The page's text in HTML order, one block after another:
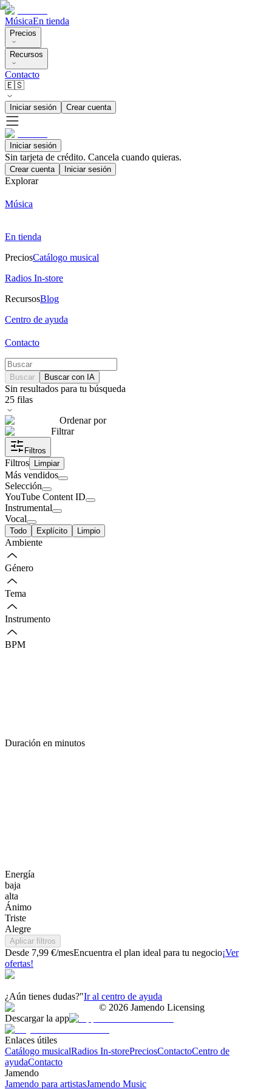
MúsicaEn tienda
Precios
Recursos
Contacto
🇪🇸
Iniciar sesión Crear cuenta
Iniciar sesión
Sin tarjeta de crédito. Cancela cuando quieras.
Crear cuenta Iniciar sesión
Explorar
Música
En tienda
PreciosCatálogo musical
Radios In-store
RecursosBlog
Centro de ayuda
Contacto
Buscar Buscar con IA
Sin resultados para tu búsqueda
25 filas
Ordenar por
Filtrar
Filtros
Filtros Limpiar
Más vendidos
Selección
YouTube Content ID
Instrumental
Vocal
Todo Explícito Limpio
Ambiente
Género
Tema
Instrumento
BPM
Duración en minutos
Energía
baja
alta
Ánimo
Triste
Alegre
Aplicar filtros
Desde 7,99 €/mesEncuentra el plan ideal para tu negocio¡Ver
ofertas!
¿Aún tienes dudas?"Ir al centro de ayuda
© 2026 Jamendo Licensing
Descargar la app
Enlaces útiles
Catálogo musicalRadios In-storePreciosContactoCentro de
ayudaContacto
Jamendo
Jamendo para artistasJamendo Music